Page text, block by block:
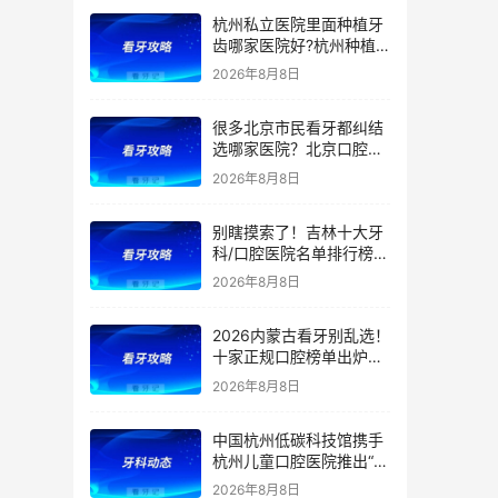
齿项目价格参考
杭州私立医院里面种植牙
齿哪家医院好?杭州种植
牙齿多少钱一颗?杭州种
2026年8月8日
很多北京市民看牙都纠结
选哪家医院？北京口腔医
院前五排名出炉！看牙首
选这5家，靠谱不踩坑
2026年8月8日
别瞎摸索了！吉林十大牙
科/口腔医院名单排行榜！
（多家公立私立医院上
面/种植牙价格表！
2026年8月8日
2026内蒙古看牙别乱选！
十家正规口腔榜单出炉：
公立/私立全覆盖，官方支
持（医保定点）！附：内
矫正、种植牙价格
2026年8月8日
中国杭州低碳科技馆携手
杭州儿童口腔医院推出“我
是小小牙医”职业体验课
2026年8月8日